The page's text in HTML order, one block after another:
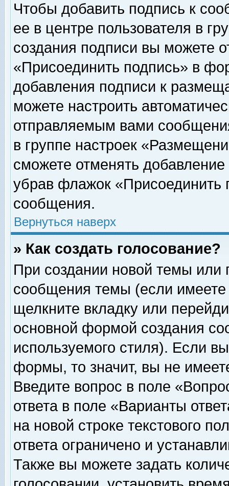
Чтобы добавить подпись к
ее в центре пользователя в
создания подписи вы можете
«Присоединить подпись» в
добавления подписи к
можете настроить
отправляемым вами
в группе настроек
сможете отменять
убрав флажок «Присоединить
сообщения.
Вернуться наверх
» Как создать голосование?
При создании новой темы или
сообщения темы (если
щелкните вкладку или
основной формой создания
используемого стиля). Если
формы, то значит, вы не
Введите вопрос в поле
ответа в поле «Варианты
на новой строке текстового
ответа ограничено и
Также вы можете задать